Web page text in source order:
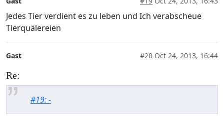
Jedes Tier verdient es zu leben und Ich verabscheue
Tierquälereien
Gast #20 Oct 24, 2013, 16:44
Re:
#19: -